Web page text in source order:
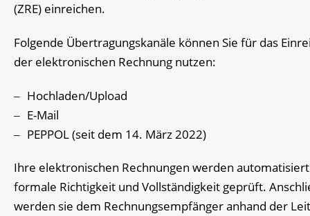
(ZRE) einreichen.
Folgende Übertragungskanäle können Sie für das
der elektronischen Rechnung nutzen:
Hochladen/Upload
E-Mail
PEPPOL (seit dem 14. März 2022)
Ihre elektronischen Rechnungen werden
formale Richtigkeit und Vollständigkeit geprüft.
werden sie dem Rechnungsempfänger anhand der